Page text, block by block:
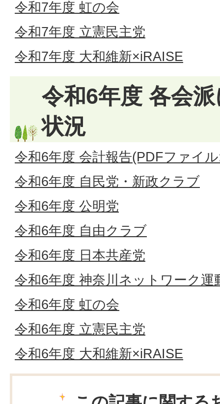
令和7年度 虹の会
令和7年度 立憲民主党
令和7年度 大和維新×iRAISE
令和6年度 各会
状況
令和6年度 会計報告(PDFファイ
令和6年度 自民党・新政クラブ
令和6年度 公明党
令和6年度 自由クラブ
令和6年度 日本共産党
令和6年度 神奈川ネットワーク運
令和6年度 虹の会
令和6年度 立憲民主党
令和6年度 大和維新×iRAISE